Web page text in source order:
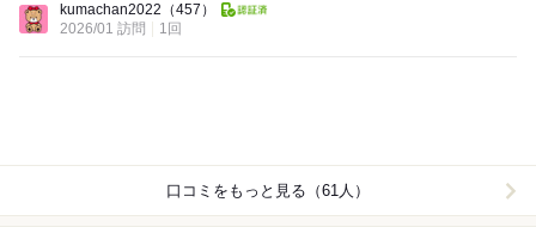
kumachan2022 （457）
2026/01 訪問
1回
口コミをもっと見る（61人）